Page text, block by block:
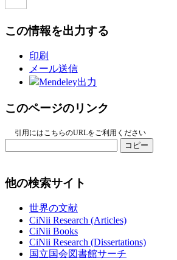
この情報を出力する
印刷
メール送信
Mendeley出力
このページのリンク
引用にはこちらのURLをご利用ください
コピー
他の検索サイト
世界の文献
CiNii Research (Articles)
CiNii Books
CiNii Research (Dissertations)
国立国会図書館サーチ